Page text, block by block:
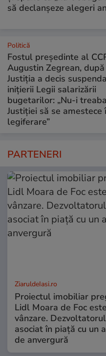
să declanșeze alegeri
Politică
Fostul președinte al
Augustin Zegrean, după
Justiția a decis
inițierii Legii salarizării
bugetarilor: „Nu-i treaba
Justiției să se amestece
legiferare”
PARTENERI
ZiaruldeIasi.ro
Proiectul imobiliar
Lidl Moara de Foc
vânzare.
asociat în piață cu un
de anvergură